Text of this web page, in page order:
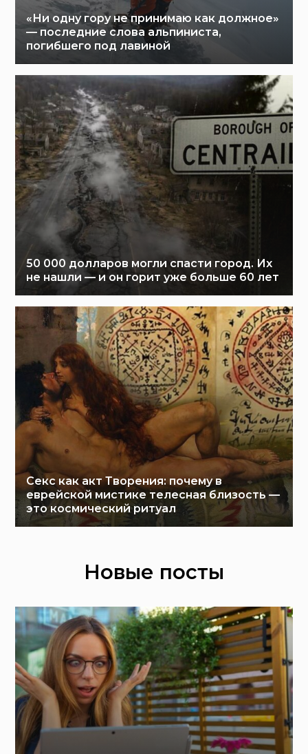
«Ни одну гору не принимаю как должное»
— последние слова альпиниста,
погибшего под лавиной
50 000 долларов могли спасти город. Их
не нашли — и он горит уже больше 60 лет
Секс как акт Творения: почему в
еврейской мистике телесная близость —
это космический ритуал
Новые посты